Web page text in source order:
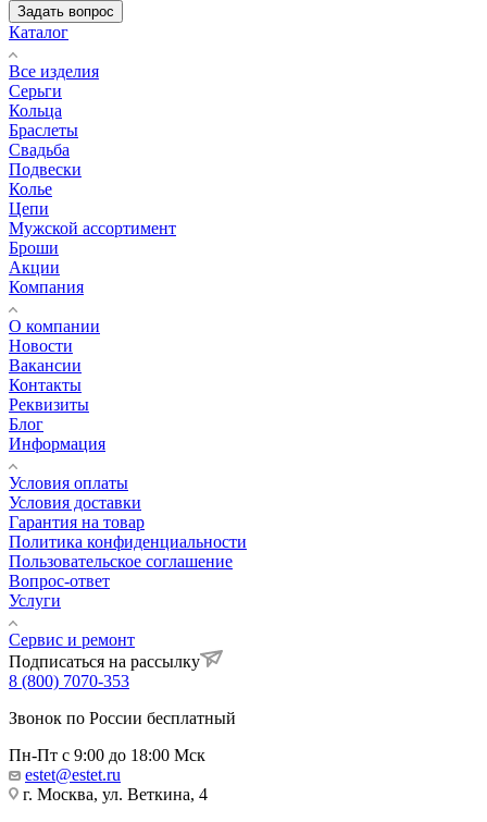
Задать вопрос
Каталог
Все изделия
Серьги
Кольца
Браслеты
Свадьба
Подвески
Колье
Цепи
Мужской ассортимент
Броши
Акции
Компания
О компании
Новости
Вакансии
Контакты
Реквизиты
Блог
Информация
Условия оплаты
Условия доставки
Гарантия на товар
Политика конфиденциальности
Пользовательское соглашение
Вопрос-ответ
Услуги
Сервис и ремонт
Подписаться на рассылку
8 (800) 7070-353
Звонок по России бесплатный
Пн-Пт с 9:00 до 18:00 Мск
estet@estet.ru
г. Москва, ул. Веткина, 4